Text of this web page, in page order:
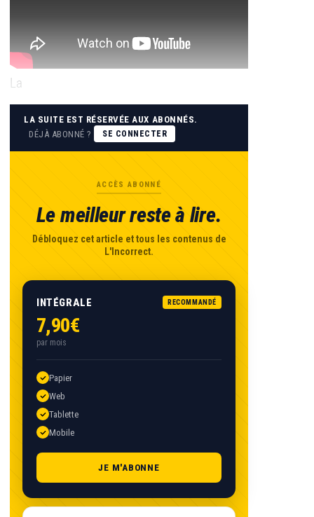
La
LA SUITE EST RÉSERVÉE AUX ABONNÉS.
DÉJÀ ABONNÉ ?
SE CONNECTER
ACCÈS ABONNÉ
Le meilleur reste à lire.
Débloquez cet article et tous les contenus de
L'Incorrect.
INTÉGRALE RECOMMANDÉ
7,90€
par mois
Papier
Web
Tablette
Mobile
JE M'ABONNE